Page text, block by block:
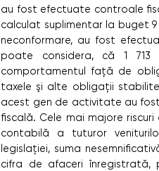
au fost efectuate controale
calculat suplimentar la buget 9
neconformare, au fost
poate considera, că 1 713
comportamentul faţă de
taxele şi alte obligaţii
acest gen de activitate au
ﬁscală. Cele mai majore
contabilă a tuturor
legislaţiei, suma
cifra de afaceri înregistrată,